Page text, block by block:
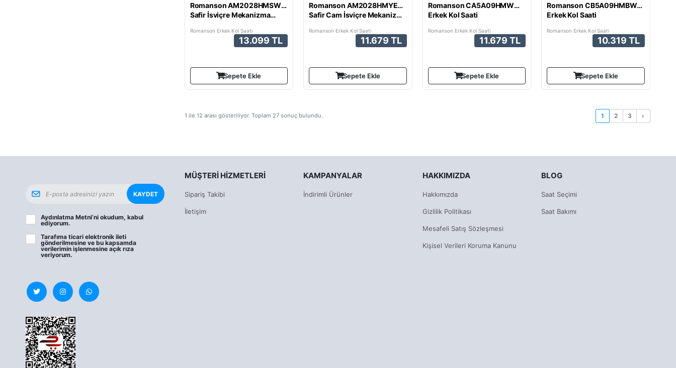
Romanson AM2028HMSWA38B
Safir İsviçre Mekanizma
Romanson Erkek Kol Saati
13.099 TL
Sepete Ekle
Romanson AM2028HMYEA37E
Safir Cam İsviçre Mekanizma
Romanson Erkek Kol Saati
11.679 TL
Sepete Ekle
Romanson CA5A09HMWWA4R5
Erkek Kol Saati
Romanson Erkek Kol Saati
11.679 TL
Sepete Ekle
Romanson CB5A09HMBWA3R5
Erkek Kol Saati
Romanson Erkek Kol Saati
10.319 TL
Sepete Ekle
1 ile 12 arası gösteriliyor. Toplam 27sonuç bulundu. 1 2 3 ›
MÜŞTERI HIZMETLERI
Sipariş Takibi
İletişim
KAMPANYALAR
İndirimli Ürünler
HAKKIMIZDA
Hakkımızda
Gizlilik Politikası
Mesafeli Satış Sözleşmesi
Kişisel Verileri Koruma Kanunu
BLOG
Saat Seçimi
Saat Bakımı
KAYDET
Aydınlatma Metni’ni okudum, kabul
ediyorum.
Tarafıma ticari elektronik ileti
gönderilmesine ve bu kapsamda
verilerimin işlenmesineaçık rıza
veriyorum.